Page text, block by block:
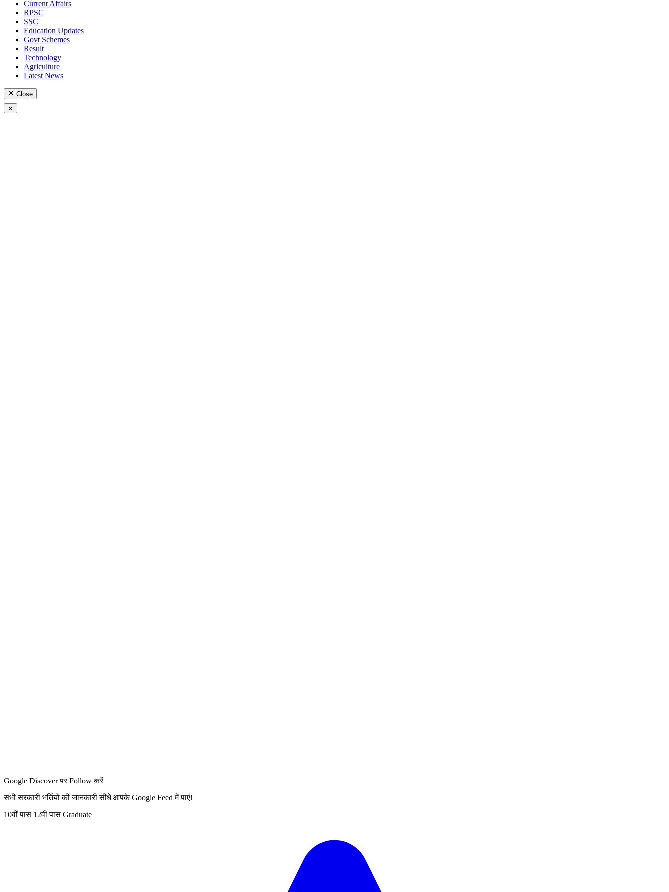
Current Affairs
RPSC
SSC
Education Updates
Govt Schemes
Result
Technology
Agriculture
Latest News
Close
✕
Google Discover पर Follow करें
सभी सरकारी भर्तियों की जानकारी सीधे आपके Google Feed में पाएं!
10वीं पास 12वीं पास Graduate